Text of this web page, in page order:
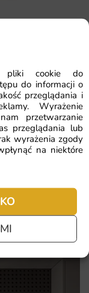
pliki cookie do
do informacji o
przeglądania i
Wyrażenie
przetwarzanie
przeglądania lub
wyrażenia zgody
na niektóre
intensywność
pytania.